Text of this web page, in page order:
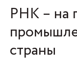
РНК – на
страны